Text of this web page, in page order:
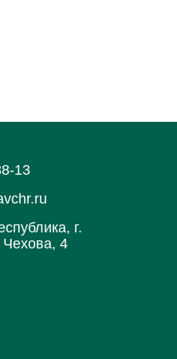
13
г.
Чехова, 4